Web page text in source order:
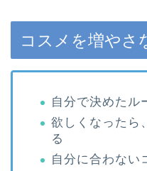
コスメを増やさ
自分で決めたル
欲しくなったら
る
自分に合わない